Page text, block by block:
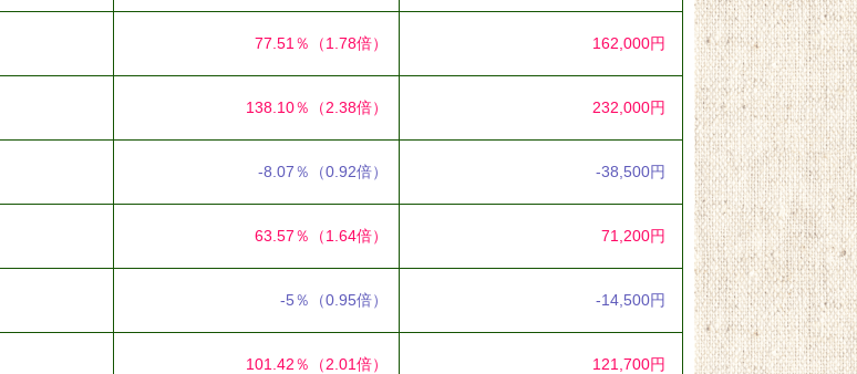
77.51％ （1.78倍） 162,000円
138.10％ （2.38倍） 232,000円
-8.07％ （0.92倍） -38,500円
63.57％ （1.64倍） 71,200円
-5％ （0.95倍） -14,500円
101.42％ （2.01倍） 121,700円